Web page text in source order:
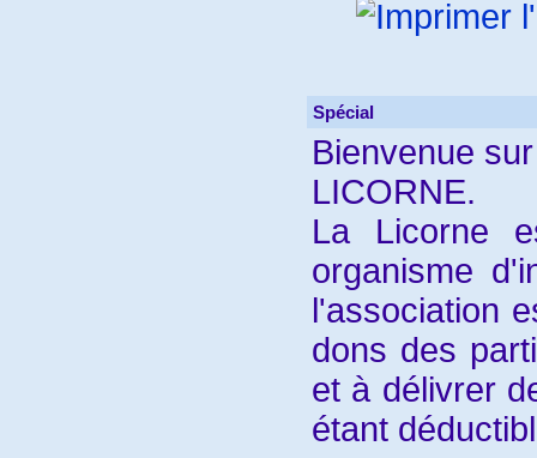
Spécial
Bienvenue
LICORNE.
La Licorne
organisme
l'association
dons des
et à délivrer
étant